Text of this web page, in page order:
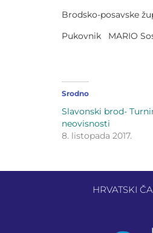
Brodsko-posavske
Pukovnik MARIO
Srodno
Slavonski brod-
neovisnosti
8. listopada 2017.
HRVATSKI